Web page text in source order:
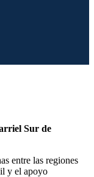
Sur de
entre las regiones
y el apoyo